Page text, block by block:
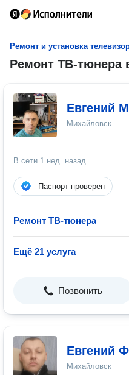
Ремонт и установка
Ремонт ТВ-тюнера
Евгений
Михайловск
В сети 1 нед. назад
Паспорт проверен
Ремонт ТВ-тюнера
Ещё 21 услуга
Позвонить
Евгений
Михайловск